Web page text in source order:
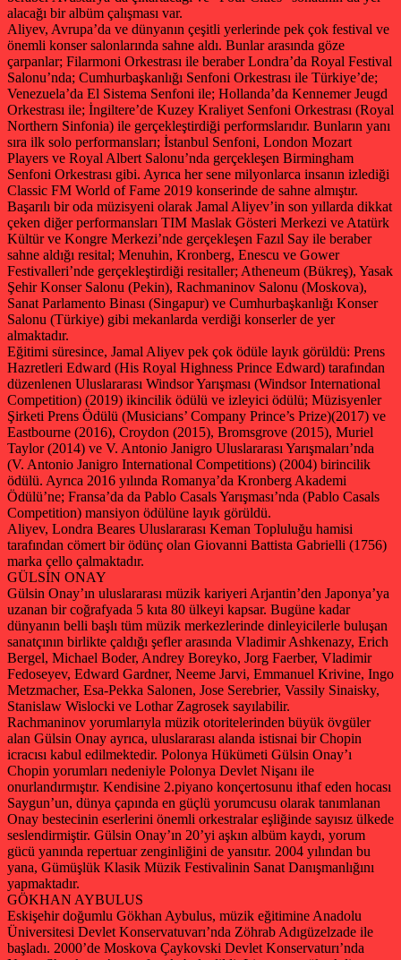
alacağı bir albüm çalışması var.
Aliyev, Avrupa’da ve dünyanın çeşitli yerlerinde pek çok festival ve
önemli konser salonlarında sahne aldı. Bunlar arasında göze
çarpanlar; Filarmoni Orkestrası ile beraber Londra’da Royal Festival
Salonu’nda; Cumhurbaşkanlığı Senfoni Orkestrası ile Türkiye’de;
Venezuela’da El Sistema Senfoni ile; Hollanda’da Kennemer Jeugd
Orkestrası ile; İngiltere’de Kuzey Kraliyet Senfoni Orkestrası (Royal
Northern Sinfonia) ile gerçekleştirdiği performslarıdır. Bunların yanı
sıra ilk solo performansları; İstanbul Senfoni, London Mozart
Players ve Royal Albert Salonu’nda gerçekleşen Birmingham
Senfoni Orkestrası gibi. Ayrıca her sene milyonlarca insanın izlediği
Classic FM World of Fame 2019 konserinde de sahne almıştır.
Başarılı bir oda müzisyeni olarak Jamal Aliyev’in son yıllarda dikkat
çeken diğer performansları TIM Maslak Gösteri Merkezi ve Atatürk
Kültür ve Kongre Merkezi’nde gerçekleşen Fazıl Say ile beraber
sahne aldığı resital; Menuhin, Kronberg, Enescu ve Gower
Festivalleri’nde gerçekleştirdiği resitaller; Atheneum (Bükreş), Yasak
Şehir Konser Salonu (Pekin), Rachmaninov Salonu (Moskova),
Sanat Parlamento Binası (Singapur) ve Cumhurbaşkanlığı Konser
Salonu (Türkiye) gibi mekanlarda verdiği konserler de yer
almaktadır.
Eğitimi süresince, Jamal Aliyev pek çok ödüle layık görüldü: Prens
Hazretleri Edward (His Royal Highness Prince Edward) tarafından
düzenlenen Uluslararası Windsor Yarışması (Windsor International
Competition) (2019) ikincilik ödülü ve izleyici ödülü; Müzisyenler
Şirketi Prens Ödülü (Musicians’ Company Prince’s Prize)(2017) ve
Eastbourne (2016), Croydon (2015), Bromsgrove (2015), Muriel
Taylor (2014) ve V. Antonio Janigro Uluslararası Yarışmaları’nda
(V. Antonio Janigro International Competitions) (2004) birincilik
ödülü. Ayrıca 2016 yılında Romanya’da Kronberg Akademi
Ödülü’ne; Fransa’da da Pablo Casals Yarışması’nda (Pablo Casals
Competition) mansiyon ödülüne layık görüldü.
Aliyev, Londra Beares Uluslararası Keman Topluluğu hamisi
tarafından cömert bir ödünç olan Giovanni Battista Gabrielli (1756)
marka çello çalmaktadır.
GÜLSİN ONAY
Gülsin Onay’ın uluslararası müzik kariyeri Arjantin’den Japonya’ya
uzanan bir coğrafyada 5 kıta 80 ülkeyi kapsar. Bugüne kadar
dünyanın belli başlı tüm müzik merkezlerinde dinleyicilerle buluşan
sanatçının birlikte çaldığı şefler arasında Vladimir Ashkenazy, Erich
Bergel, Michael Boder, Andrey Boreyko, Jorg Faerber, Vladimir
Fedoseyev, Edward Gardner, Neeme Jarvi, Emmanuel Krivine, Ingo
Metzmacher, Esa-Pekka Salonen, Jose Serebrier, Vassily Sinaisky,
Stanislaw Wislocki ve Lothar Zagrosek sayılabilir.
Rachmaninov yorumlarıyla müzik otoritelerinden büyük övgüler
alan Gülsin Onay ayrıca, uluslararası alanda istisnai bir Chopin
icracısı kabul edilmektedir. Polonya Hükümeti Gülsin Onay’ı
Chopin yorumları nedeniyle Polonya Devlet Nişanı ile
onurlandırmıştır. Kendisine 2.piyano konçertosunu ithaf eden hocası
Saygun’un, dünya çapında en güçlü yorumcusu olarak tanımlanan
Onay bestecinin eserlerini önemli orkestralar eşliğinde sayısız ülkede
seslendirmiştir. Gülsin Onay’ın 20’yi aşkın albüm kaydı, yorum
gücü yanında repertuar zenginliğini de yansıtır. 2004 yılından bu
yana, Gümüşlük Klasik Müzik Festivalinin Sanat Danışmanlığını
yapmaktadır.
GÖKHAN AYBULUS
Eskişehir doğumlu Gökhan Aybulus, müzik eğitimine Anadolu
Üniversitesi Devlet Konservatuvarı’nda Zöhrab Adıgüzelzade ile
başladı. 2000’de Moskova Çaykovski Devlet Konservaturı’nda